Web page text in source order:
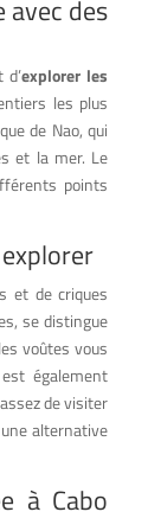
avec des
explorer les
les plus
de Nao, qui
et la mer. Le
points
et de criques
se distingue
voûtes vous
également
de visiter
alternative
à Cabo